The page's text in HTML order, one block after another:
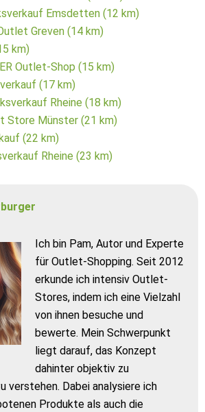
Emsdetten (12 km)
Greven (14 km)
km)
Outlet-Shop (15 km)
(17 km)
Rheine (18 km)
Store Münster (21 km)
(22 km)
Rheine (23 km)
Ich bin Pam, Autor und Experte
für Outlet-Shopping. Seit 2012
erkunde ich intensiv Outlet-
Stores, indem ich eine Vielzahl
von ihnen besuche und
bewerte. Mein Schwerpunkt
liegt darauf, das Konzept
dahinter objektiv zu
verstehen. Dabei analysiere ich
Produkte als auch die